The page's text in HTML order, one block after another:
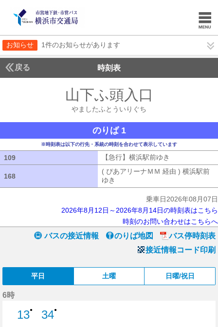
お知らせ 1件のお知らせがあります
戻る 時刻表
山下ふ頭入口
やましたふとういりぐち
のりば 1
※時刻表は以下の行先・系統の時刻を合わせて表示しています
109 【急行】横浜駅前ゆき
168
( ぴあアリーナＭＭ 経由 ) 横浜駅前
ゆき
乗車日2026年08月07日
2026年8月12日～2026年8月14日の時刻表はこちら
時刻のお問い合わせはこちらへ
バスの接近情報 のりば地図
バス停時刻表
接近情報コード印刷
平日 土曜 日曜/祝日
6時
13●
34●